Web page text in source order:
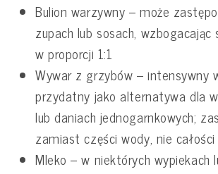
Bulion warzywny – może
zupach lub sosach,
w proporcji 1:1
Wywar z grzybów – intensywny
przydatny jako alternatywa dla
lub daniach jednogarnkowych;
zamiast części wody, nie całości
Mleko – w niektórych wypiekach